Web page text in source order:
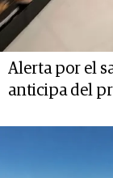
Alerta por el
anticipa del